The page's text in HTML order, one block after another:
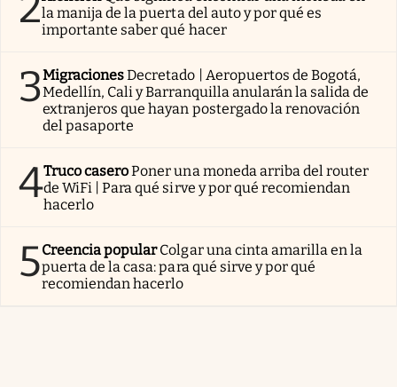
la manija de la puerta del auto y por qué es
importante saber qué hacer
3MigracionesDecretado | Aeropuertos de Bogotá,
Medellín, Cali y Barranquilla anularán la salida de
extranjeros que hayan postergado la renovación
del pasaporte
4Truco caseroPoner una moneda arriba del router
de WiFi | Para qué sirve y por qué recomiendan
hacerlo
5Creencia popularColgar una cinta amarilla en la
puerta de la casa: para qué sirve y por qué
recomiendan hacerlo